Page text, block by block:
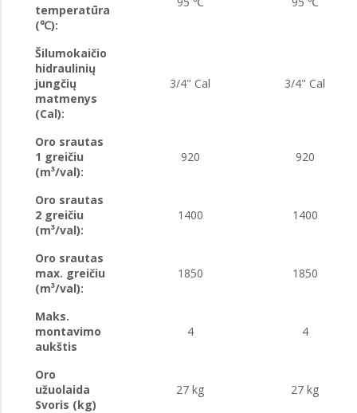
temperatūra
(℃):
Šilumokaičio
hidraulinių
jungčių
matmenys
(Cal):
3/4" Cal 3/4" Cal
Oro srautas
1 greičiu
(m³/val):
920 920
Oro srautas
2 greičiu
(m³/val):
1400 1400
Oro srautas
max. greičiu
(m³/val):
1850 1850
Maks.
montavimo
aukštis
4 4
Oro
užuolaida
Svoris (kg)
27 kg 27 kg